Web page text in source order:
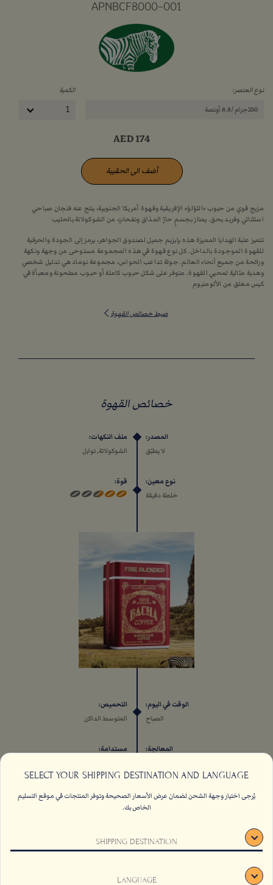
SELECT YOUR SHIPPING DESTINATION AND LANGUAGE
يُرجى اختيار وجهة الشحن لضمان عرض الأسعار الصحيحة وتوفر المنتجات في موقع التسليم
الخاص بك.
SHIPPING DESTINATION
LANGUAGE
APNBCF8000-001
نوع العنصر:
250جرام /8.8 أونصة
الكمية
1
AED174
أضف الى الحقيبة
مزيج قوي من حبوب «اللؤلؤ» الإفريقية وقهوة أمريكا الجنوبية، ينتج عنه فنجان صباحي
استثنائي وفريد بحق. يمتاز بجسمٍ حارّ المذاق ونفحاتٍ من الشوكولاتة بالحليب
تتميز علبة الهدايا المميزة هذه بإبزيم جميل لصندوق الجواهر، يرمز إلى الجودة والحرفية
للقهوة الموجودة بالداخل. كل نوع قهوة في هذه المجموعة مستوحى من وجهة ونكهة
ورائحة من جميع أنحاء العالم. جولة تداعب الحواس، مجموعة نوماد هي تدليل شخصي
وهدية مثالية لمحبي القهوة. متوفر على شكل حبوب كاملة أو حبوب مطحونة ومعبأة في
كيس مغلق من الألومنيوم
ضبط خصائص القهوة
خصائص القهوة
المصدر:
لا يطبّق
ملف النكهات:
الشوكولاتة, توابل
نوع معين:
خلطة دقيقة
قوة:
الوقت في اليوم:
الصباح
التحميص:
المتوسط الداكن
المعالجة:
مستدامة:
اتصل بنا
الاسئلة الشائعة
الاستدامة
اشتراك